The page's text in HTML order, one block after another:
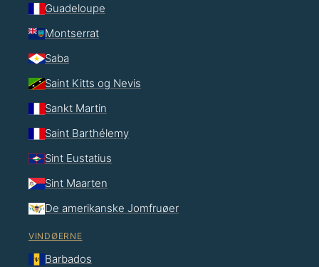
Guadeloupe
Montserrat
Saba
Saint Kitts og Nevis
Sankt Martin
Saint Barthélemy
Sint Eustatius
Sint Maarten
De amerikanske Jomfruøer
VINDØERNE
Barbados